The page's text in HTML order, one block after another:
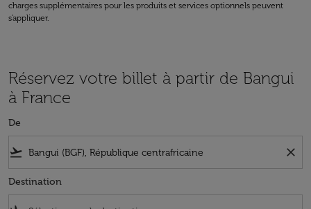
charges supplémentaires pour les produits et services optionnels peuvent
s'appliquer.
Réservez votre billet à partir de Bangui
à France
De
flight_takeoff close
Destination